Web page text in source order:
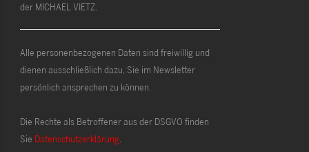
der MICHAEL VIETZ.
Alle personenbezogenen Daten sind freiwillig und
dienen ausschließlich dazu, Sie im Newsletter
persönlich ansprechen zu können.
Die Rechte als Betroffener aus der DSGVO finden
Sie Datenschutzerklärung.